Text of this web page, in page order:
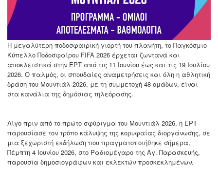
Η μεγαλύτερη ποδοσφαιρική γιορτή του πλανήτη, το Παγκόσμιο
Κύπελλο Ποδοσφαίρου FIFA 2026 έρχεται ζωντανά και
αποκλειστικά στην ΕΡΤ από τις 11 Ιουνίου έως και τις 19 Ιουλίου
2026. Ο παλμός, οι σπουδαίες αναμετρήσεις και όλη η αθλητική
δράση του Μουντιάλ 2026, με τη συμμετοχή 48 ομάδων, είναι
στα κανάλια της δημόσιας τηλεόρασης.
Λίγο πριν από το πρώτο σφύριγμα του Μουντιάλ 2026, η ΕΡΤ
παρουσίασε τον τρόπο κάλυψης της κορυφαίας διοργάνωσης, σε
μια ξεχωριστή εκδήλωση που πραγματοποιήθηκε σήμερα,
Πέμπτη 4 Ιουνίου 2026, στο Ραδιομέγαρο της Αγ. Παρασκευής,
παρουσία δημοσιογράφων και εκλεκτών προσκεκλημένων.